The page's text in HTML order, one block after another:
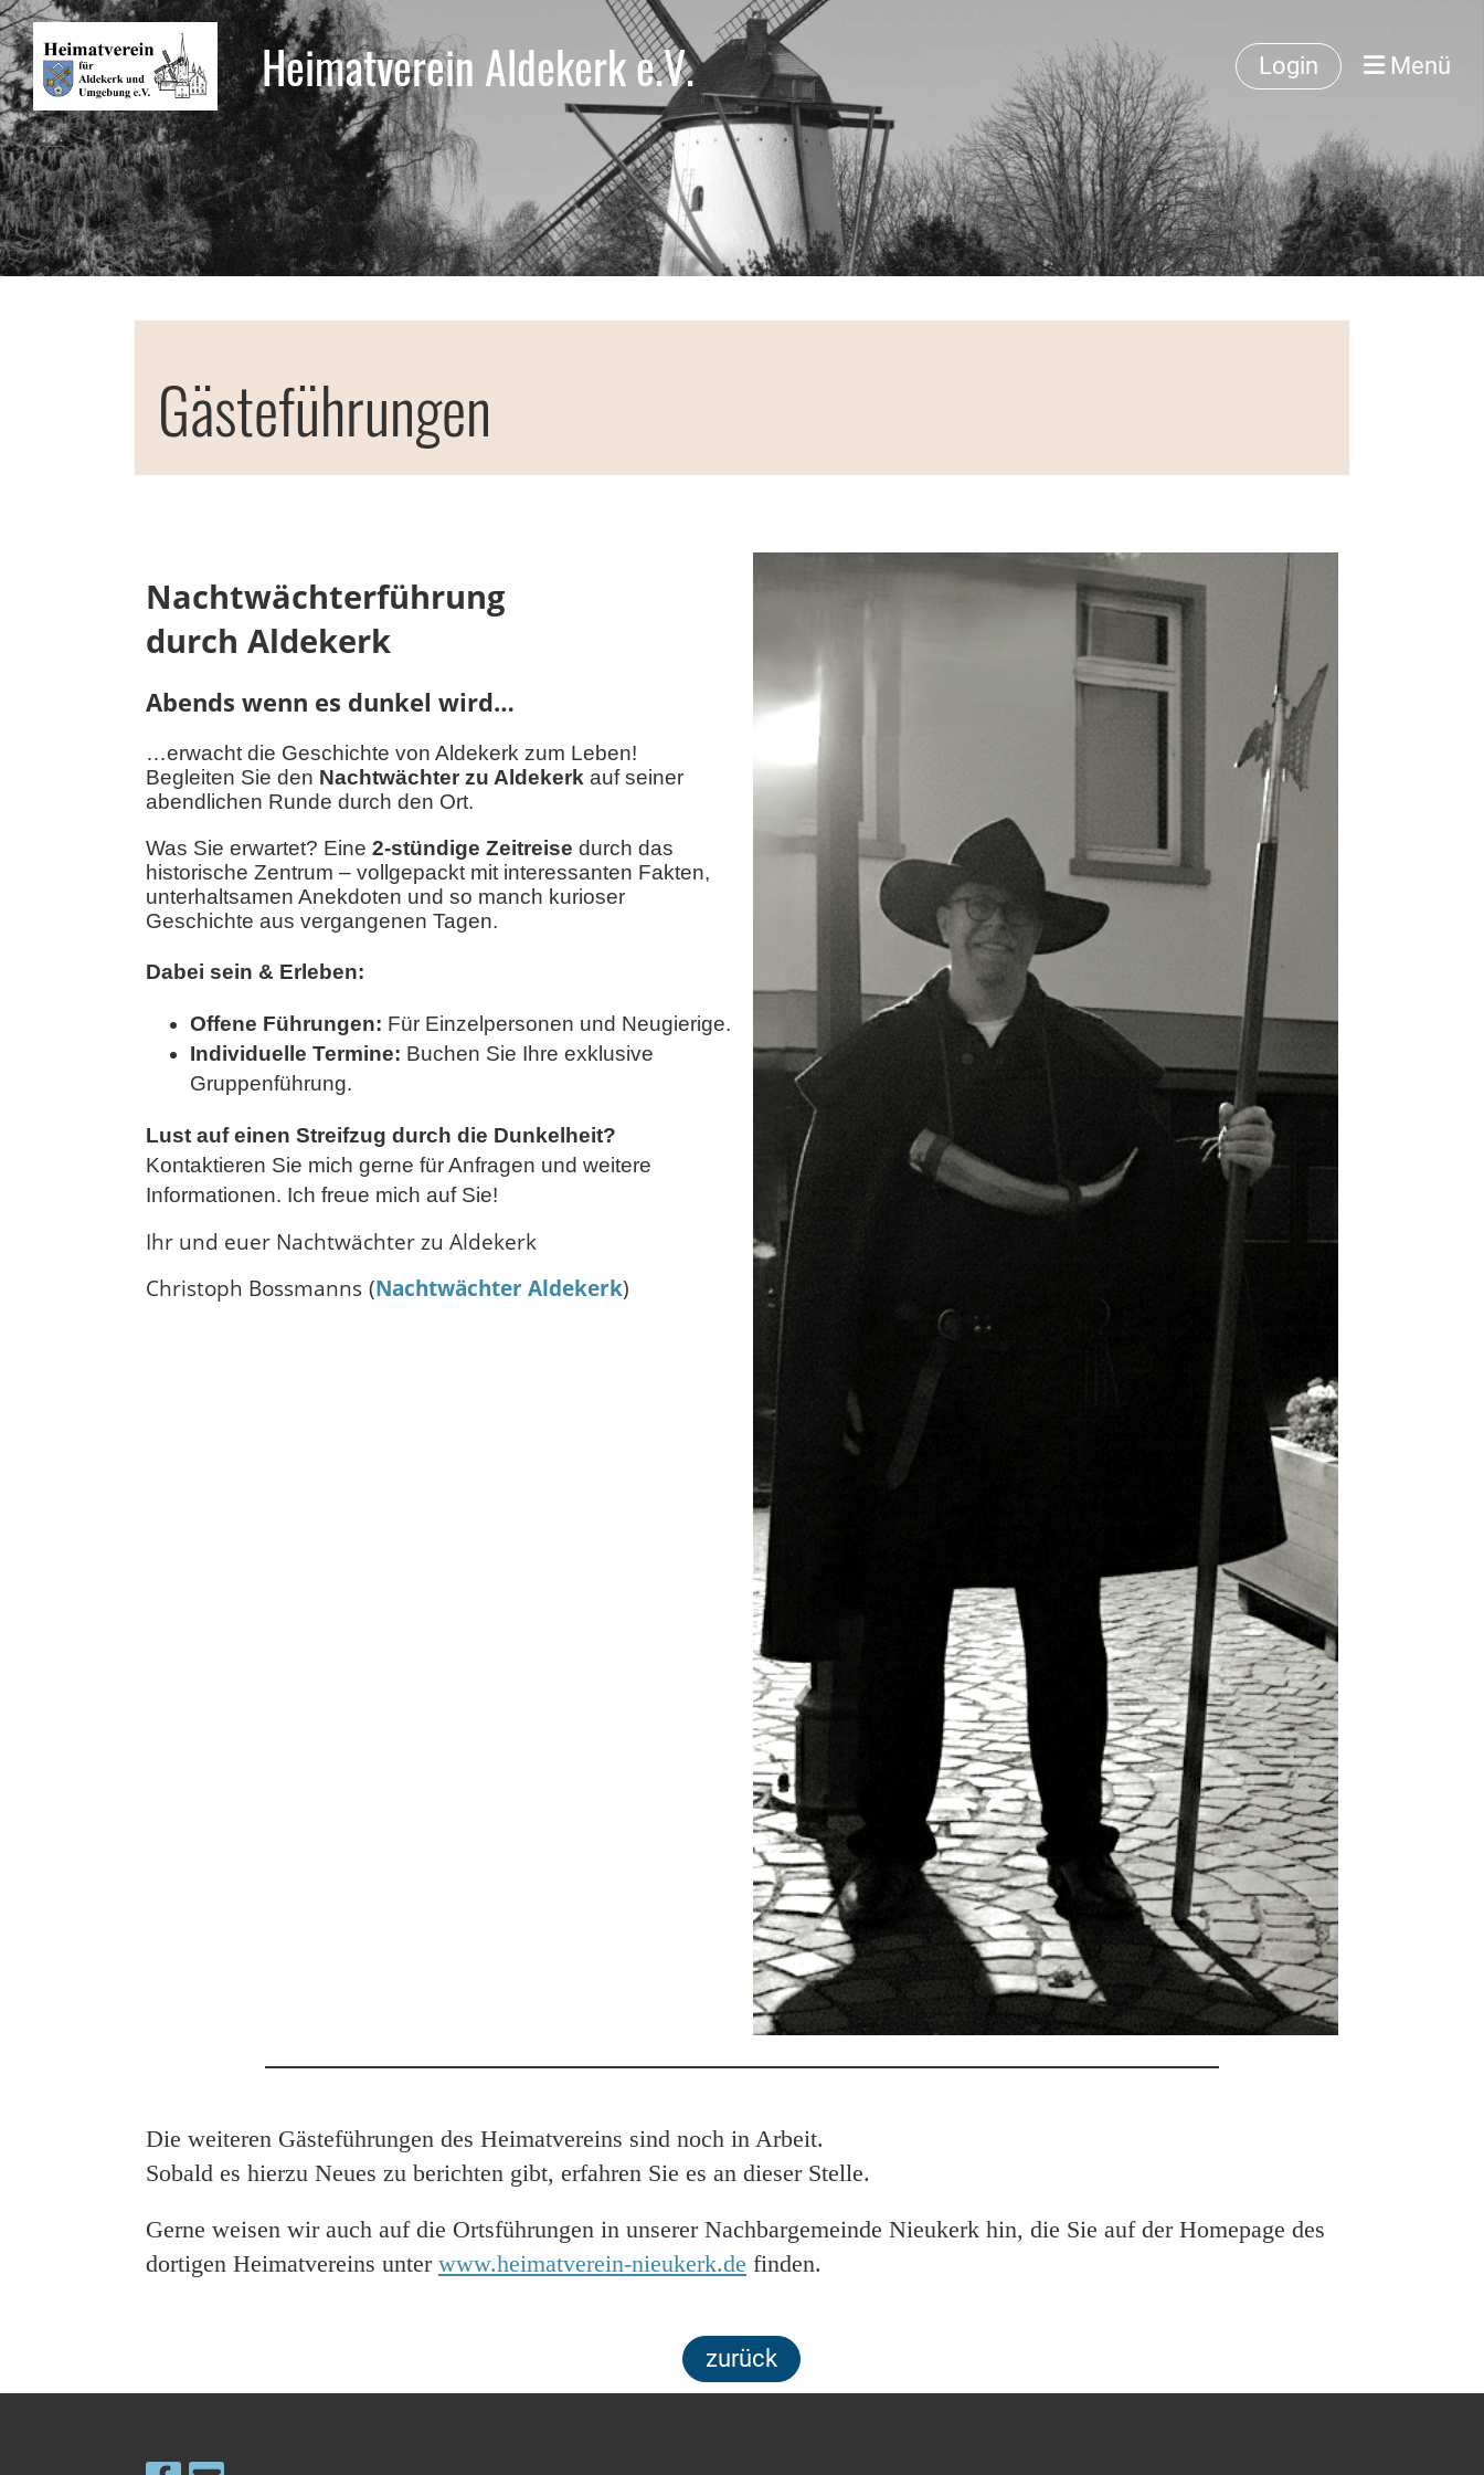
Heimatverein Aldekerk e.V. Login Menü
Gästeführungen
Nachtwächterführung
durch Aldekerk
Abends wenn es dunkel wird…
…erwacht die Geschichte von Aldekerk zum Leben!
Begleiten Sie den Nachtwächter zu Aldekerk auf seiner
abendlichen Runde durch den Ort.
Was Sie erwartet? Eine 2-stündige Zeitreise durch das
historische Zentrum – vollgepackt mit interessanten Fakten,
unterhaltsamen Anekdoten und so manch kurioser
Geschichte aus vergangenen Tagen.
Dabei sein & Erleben:
Offene Führungen: Für Einzelpersonen und Neugierige.
Individuelle Termine: Buchen Sie Ihre exklusive
Gruppenführung.
Lust auf einen Streifzug durch die Dunkelheit?
Kontaktieren Sie mich gerne für Anfragen und weitere
Informationen. Ich freue mich auf Sie!
Ihr und euer Nachtwächter zu Aldekerk
Christoph Bossmanns (Nachtwächter Aldekerk)
Die weiteren Gästeführungen des Heimatvereins sind noch in Arbeit.
Sobald es hierzu Neues zu berichten gibt, erfahren Sie es an dieser Stelle.
Gerne weisen wir auch auf die Ortsführungen in unserer Nachbargemeinde Nieukerk hin, die Sie auf der Homepage des
dortigen Heimatvereins unter www.heimatverein-nieukerk.de finden.
zurück